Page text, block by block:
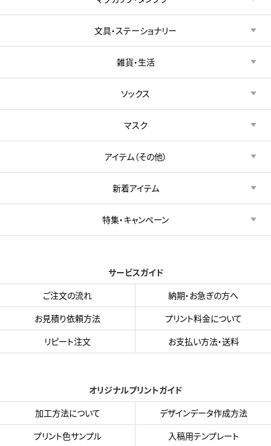
文具・ステーショナリー
雑貨・生活
ソックス
マスク
アイテム（その他）
新着アイテム
特集・キャンペーン
サービスガイド
ご注文の流れ
納期・お急ぎの方へ
お見積り依頼方法
プリント料金について
リピート注文
お支払い方法・送料
オリジナルプリントガイド
加工方法について
デザインデータ作成方法
プリント色サンプル
入稿用テンプレート